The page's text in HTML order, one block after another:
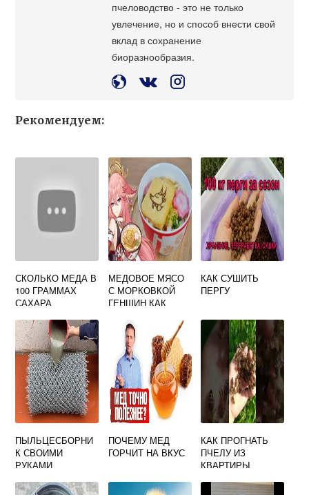
пчеловодство - это не только
увлечение, но и способ внести свой
вклад в сохранение
биоразнообразия.
Рекомендуем:
СКОЛЬКО МЕДА В
100 ГРАММАХ
САХАРА
МЕДОВОЕ МЯСО
С МОРКОВКОЙ
ГЕНШИН КАК
КАК СУШИТЬ
ПЕРГУ
ПЫЛЬЦЕСБОРНИ
К СВОИМИ
РУКАМИ
ПОЧЕМУ МЕД
ГОРЧИТ НА ВКУС
КАК ПРОГНАТЬ
ПЧЕЛУ ИЗ
КВАРТИРЫ